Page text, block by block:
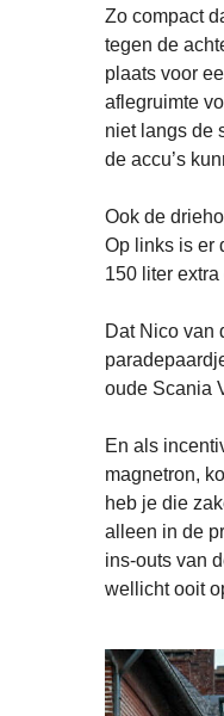
Zo compact
tegen de
plaats voor
aflegruimte
niet langs de
de accu’s
Ook de
Op links is er
150 liter
Dat Nico van
oude Scania
En als
magnetron,
heb je die
alleen in de
ins-outs van
wellicht ooit